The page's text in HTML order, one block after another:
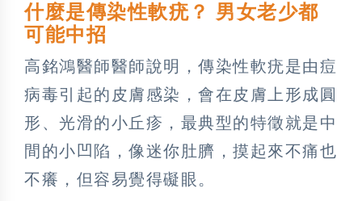
什麼是傳染性軟疣？ 男女老少都
可能中招
高銘鴻醫師醫師說明，傳染性軟疣是由痘
病毒引起的皮膚感染，會在皮膚上形成圓
形、光滑的小丘疹，最典型的特徵就是中
間的小凹陷，像迷你肚臍，摸起來不痛也
不癢，但容易覺得礙眼。